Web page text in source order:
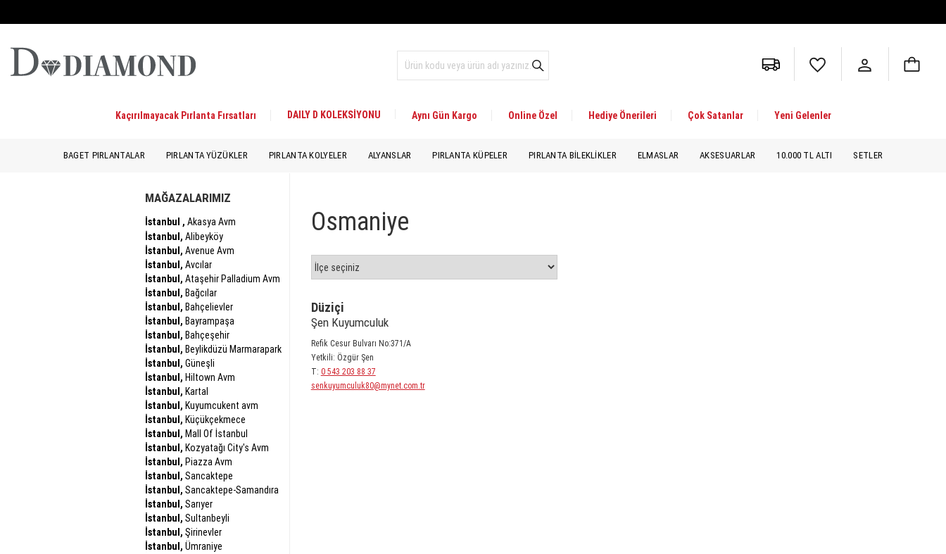
Kaçırılmayacak Pırlanta Fırsatları DAILY D KOLEKSİYONU Aynı Gün Kargo Online Özel Hediye Önerileri Çok Satanlar Yeni Gelenler
BAGET PIRLANTALAR PIRLANTA YÜZÜKLER PIRLANTA KOLYELER ALYANSLAR PIRLANTA KÜPELER PIRLANTA BILEKLIKLER ELMASLAR AKSESUARLAR 10.000 TL ALTI SETLER
MAĞAZALARIMIZ
İstanbul , Akasya Avm
İstanbul, Alibeyköy
İstanbul, Avenue Avm
İstanbul, Avcılar
İstanbul, Ataşehir Palladium Avm
İstanbul, Bağcılar
İstanbul, Bahçelievler
İstanbul, Bayrampaşa
İstanbul, Bahçeşehir
İstanbul, Beylikdüzü Marmarapark
İstanbul, Güneşli
İstanbul, Hiltown Avm
İstanbul, Kartal
İstanbul, Kuyumcukent avm
İstanbul, Küçükçekmece
İstanbul, Mall Of İstanbul
İstanbul, Kozyatağı City's Avm
İstanbul, Piazza Avm
İstanbul, Sancaktepe
İstanbul, Sancaktepe-Samandıra
İstanbul, Sarıyer
İstanbul, Sultanbeyli
İstanbul, Şirinevler
İstanbul, Ümraniye
Osmaniye
Düziçi
Şen Kuyumculuk
Refik Cesur Bulvarı No:371/A
Yetkili: Özgür Şen
T: 0 543 203 88 37
senkuyumculuk80@mynet.com.tr